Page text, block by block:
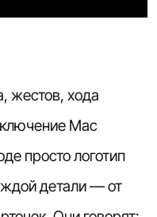
жестов, хода
Mac
просто логотип
детали — от